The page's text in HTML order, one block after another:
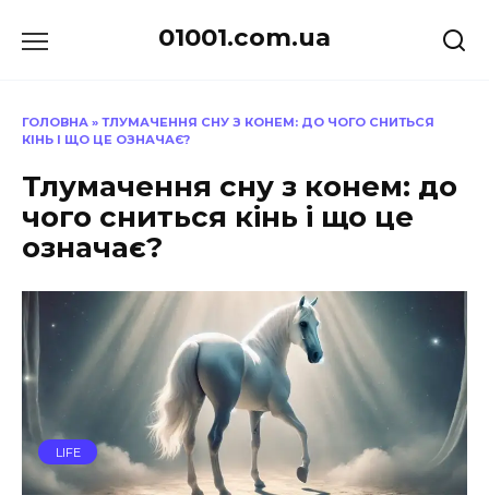
до
01001.com.ua
ГОЛОВНА » ТЛУМАЧЕННЯ СНУ З КОНЕМ: ДО ЧОГО СНИТЬСЯ
КІНЬ І ЩО ЦЕ ОЗНАЧАЄ?
Тлумачення сну з конем: до
чого сниться кінь і що це
означає?
LIFE